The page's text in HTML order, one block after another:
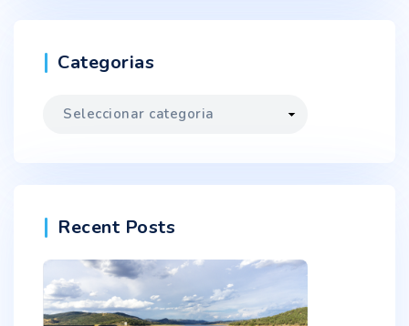
Categorias
Categorias
Recent Posts